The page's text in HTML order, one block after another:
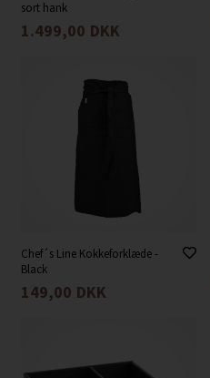
sort hank
1.499,00 DKK
Chef´s Line Kokkeforklæde -
Black
149,00 DKK